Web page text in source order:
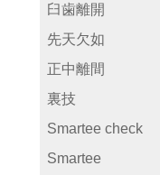
臼歯離開
先天欠如
正中離間
裏技
Smartee check
Smartee